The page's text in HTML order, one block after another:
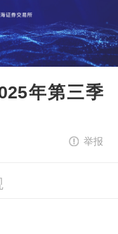
年第三季
举报